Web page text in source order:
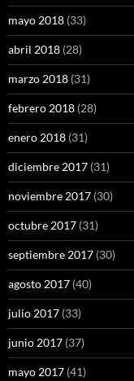
mayo 2018 (33)
abril 2018 (28)
marzo 2018 (31)
febrero 2018 (28)
enero 2018 (31)
diciembre 2017 (31)
noviembre 2017 (30)
octubre 2017 (31)
septiembre 2017 (30)
agosto 2017 (40)
julio 2017 (33)
junio 2017 (37)
mayo 2017 (41)